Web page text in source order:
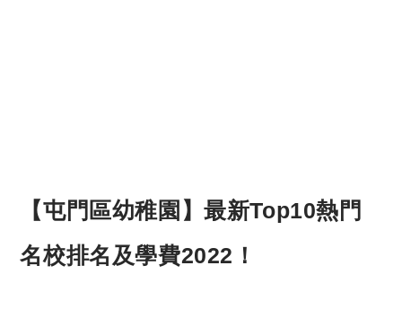
【屯門區幼稚園】最新Top10熱門
名校排名及學費2022！